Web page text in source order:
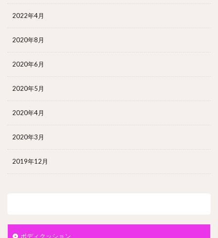
2022年4月
2020年8月
2020年6月
2020年5月
2020年4月
2020年3月
2019年12月
ボディクッション